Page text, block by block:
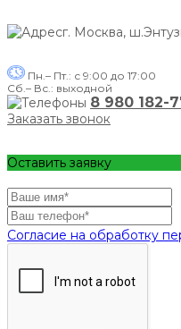
г. Москва,
Пн.– Пт.: с 9:00 до 17:00
Сб.– Вс.: выходной
8 980 182-
Заказать звонок
Оставить заявку
Согласие на обработку